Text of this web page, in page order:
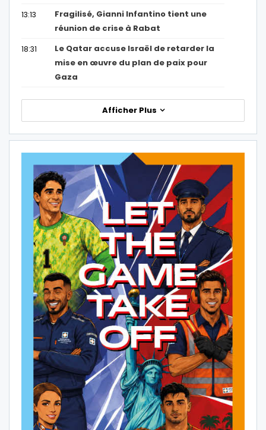
13:13
Fragilisé, Gianni Infantino tient une
réunion de crise à Rabat
18:31
Le Qatar accuse Israël de retarder la
mise en œuvre du plan de paix pour
Gaza
Afficher Plus